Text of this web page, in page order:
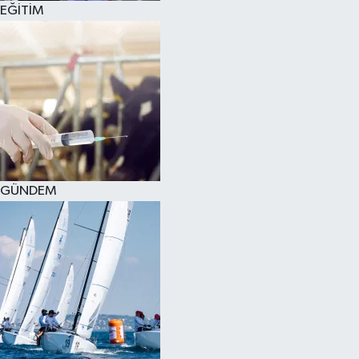
EĞİTİM
GÜNDEM
KÜLTÜR SANAT
FRAGMANLAR